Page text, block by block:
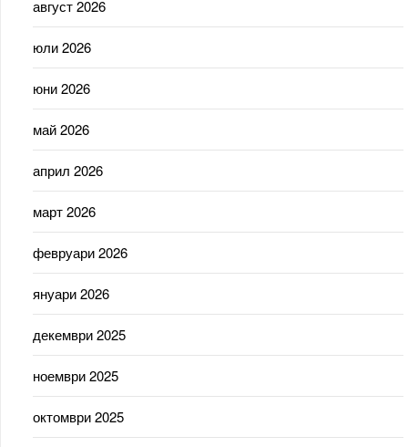
август 2026
юли 2026
юни 2026
май 2026
април 2026
март 2026
февруари 2026
януари 2026
декември 2025
ноември 2025
октомври 2025